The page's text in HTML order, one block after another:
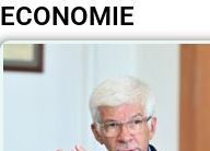
ECONOMIE